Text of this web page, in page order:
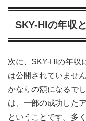
SKY-HIの年収
次に、SKY-HIの年収
は公開されていませ
かなりの額になるで
は、一部の成功した
ということです。多